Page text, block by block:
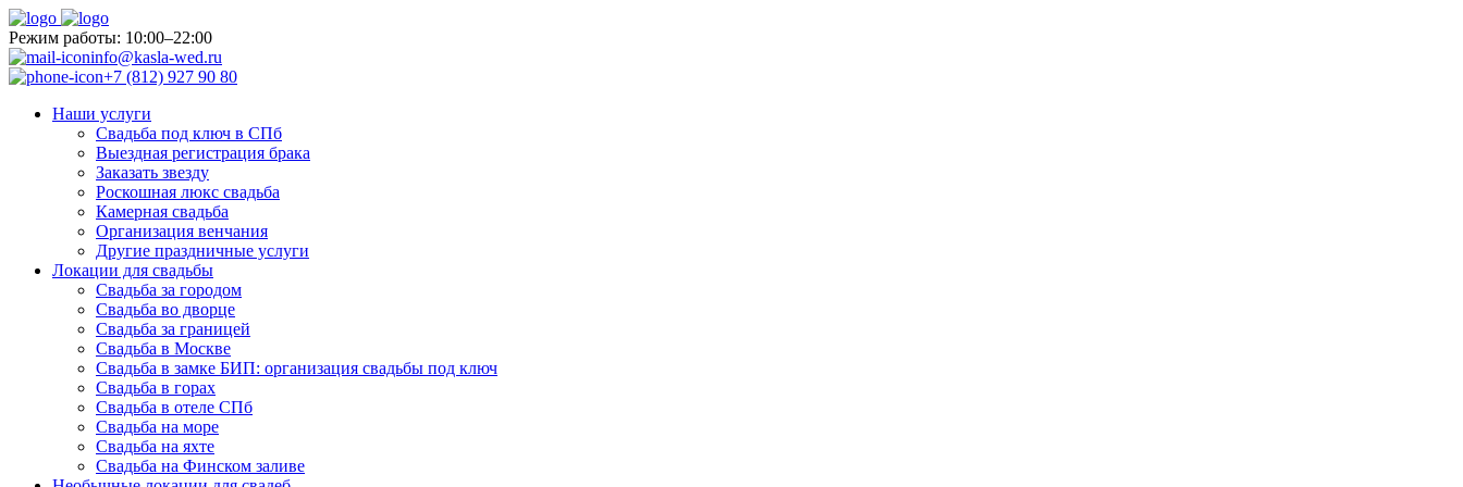
Pежим работы: 10:00–22:00
info@kasla-wed.ru
+7 (812) 927 90 80
Наши услуги
Свадьба под ключ в СПб
Выездная регистрация брака
Заказать звезду
Роскошная люкс свадьба
Камерная свадьба
Организация венчания
Другие праздничные услуги
Локации для свадьбы
Свадьба за городом
Свадьба во дворце
Свадьба за границей
Свадьба в Москве
Свадьба в замке БИП: организация свадьбы под ключ
Свадьба в горах
Свадьба в отеле СПб
Свадьба на море
Свадьба на яхте
Свадьба на Финском заливе